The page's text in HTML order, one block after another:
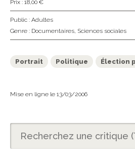
Prix : 18,00 €
Public : Adultes
Genre : Documentaires, Sciences sociales
Portrait Politique Élection
Mise en ligne le 13/03/2006